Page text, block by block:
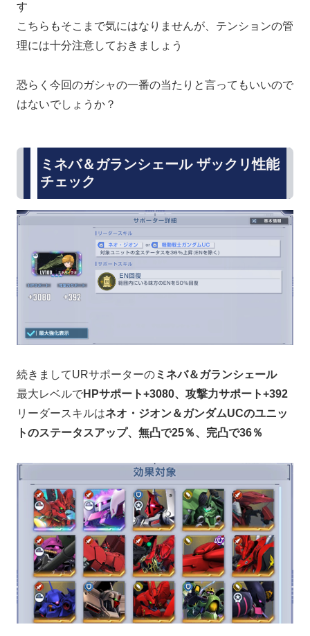
す
こちらもそこまで気にはなりませんが、テンションの管
理には十分注意しておきましょう
恐らく今回のガシャの一番の当たりと言ってもいいので
はないでしょうか？
ミネバ＆ガランシェール ザックリ性能
チェック
続きましてURサポーターのミネバ＆ガランシェール
最大レベルでHPサポート+3080、攻撃力サポート+392
リーダースキルはネオ・ジオン＆ガンダムUCのユニッ
トのステータスアップ、無凸で25％、完凸で36％